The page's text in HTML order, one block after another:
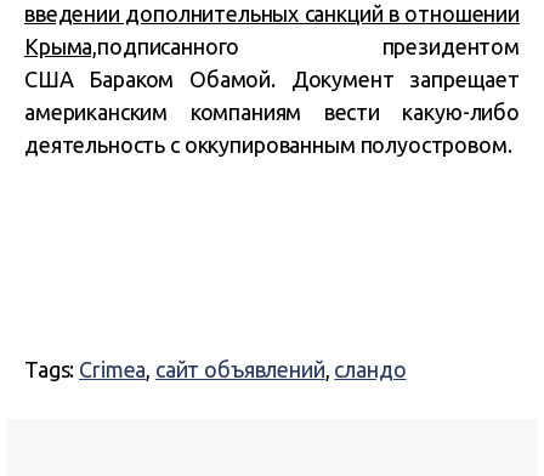
введении дополнительных санкций в отношении
Крыма,подписанного президентом
США Бараком Обамой. Документ запрещает
американским компаниям вести какую-либо
деятельность с оккупированным полуостровом.
Tags: Crimea, сайт объявлений, сландо